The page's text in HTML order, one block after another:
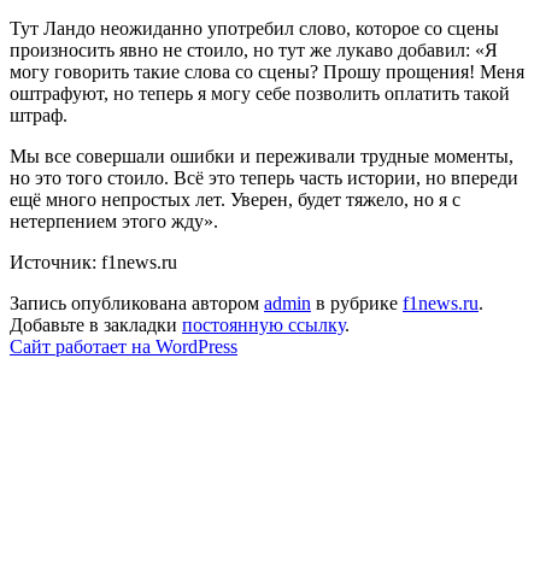
Тут Ландо неожиданно употребил слово, которое со сцены
произносить явно не стоило, но тут же лукаво добавил: «Я
могу говорить такие слова со сцены? Прошу прощения! Меня
оштрафуют, но теперь я могу себе позволить оплатить такой
штраф.
Мы все совершали ошибки и переживали трудные моменты,
но это того стоило. Всё это теперь часть истории, но впереди
ещё много непростых лет. Уверен, будет тяжело, но я с
нетерпением этого жду».
Источник: f1news.ru
Запись опубликована автором admin в рубрике f1news.ru.
Добавьте в закладки постоянную ссылку.
Сайт работает на WordPress